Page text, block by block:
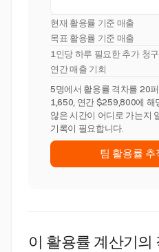
현재 활용률 기준 매출
목표 활용률 기준 매출
1인당 하루 필요한 추가 청
연간 매출 기회
5명에서 활용률 격차를 20
1,650, 연간 $259,800에 해
않은 시간이 어디로 가는지
기록이 필요합니다.
팀 활용률 추
이 활용률 계산기의